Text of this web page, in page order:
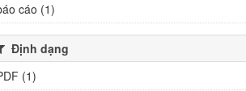
cáo (1)
Định dạng
(1)